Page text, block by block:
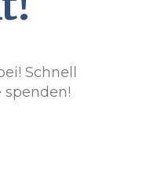
Schnell
spenden!